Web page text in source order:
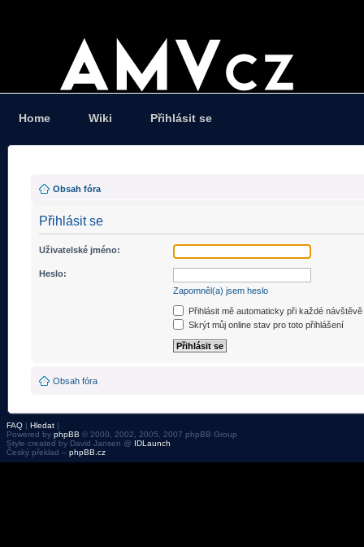
Home Wiki Přihlásit se
Obsah fóra
Přihlásit se
Uživatelské jméno:
Heslo:
Zapomněl(a) jsem heslo
Přihlásit mě automaticky při každé návštěvě
Skrýt můj online stav pro toto přihlášení
Obsah fóra
FAQ | Hledat |
Powered by phpBB © 2000, 2002, 2005, 2007 phpBB Group
Style created by David Jansen @ IDLaunch
Český překlad – phpBB.cz